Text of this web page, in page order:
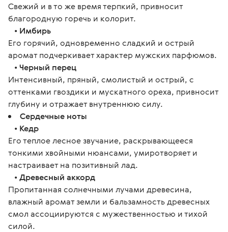
Свежий и в то же время терпкий, привносит
благородную горечь и колорит.
• Имбирь
Его горячий, одновременно сладкий и острый
аромат подчеркивает характер мужских парфюмов.
•Черный перец
Интенсивный, пряный, смолистый и острый, с
оттенками гвоздики и мускатного ореха, привносит
глубину и отражает внутреннюю силу.
Сердечные ноты
• Кедр
Его теплое лесное звучание, раскрывающееся
тонкими хвойными нюансами, умиротворяет и
настраивает на позитивный лад.
•Древесный аккорд
Пропитанная солнечными лучами древесина,
влажный аромат земли и бальзамность древесных
смол ассоциируются с мужественностью и тихой
силой.